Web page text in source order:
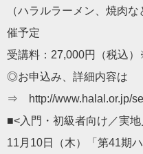
（ハラルラーメン、焼肉
催予定
受講料：27,000円（税込
◎お申込み、詳細内容は
⇒ http://www.halal.or.jp/
■<入門・初級者向け／実
11月10日（木）「第41期